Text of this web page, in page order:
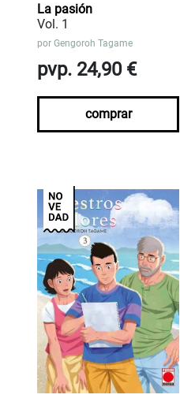
La pasión
Vol. 1
porGengoroh Tagame
pvp. 24,90 €
comprar